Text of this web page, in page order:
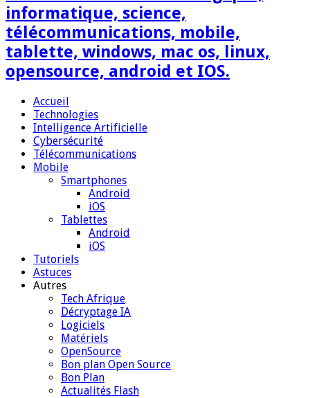
informatique, science,
télécommunications, mobile,
tablette, windows, mac os, linux,
opensource, android et IOS.
Accueil
Technologies
Intelligence Artificielle
Cybersécurité
Télécommunications
Mobile
Smartphones
Android
iOS
Tablettes
Android
iOS
Tutoriels
Astuces
Autres
Tech Afrique
Décryptage IA
Logiciels
Matériels
OpenSource
Bon plan Open Source
Bon Plan
Actualités Flash